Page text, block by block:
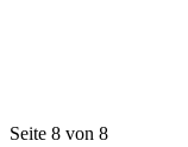
Seite 8 von 8